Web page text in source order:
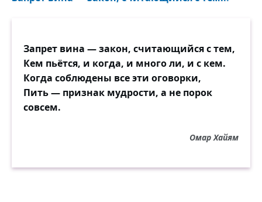
Запрет вина — закон, считающийся с тем,
Кем пьётся, и когда, и много ли, и с кем.
Когда соблюдены все эти оговорки,
Пить — признак мудрости, а не порок
совсем.
Омар Хайям